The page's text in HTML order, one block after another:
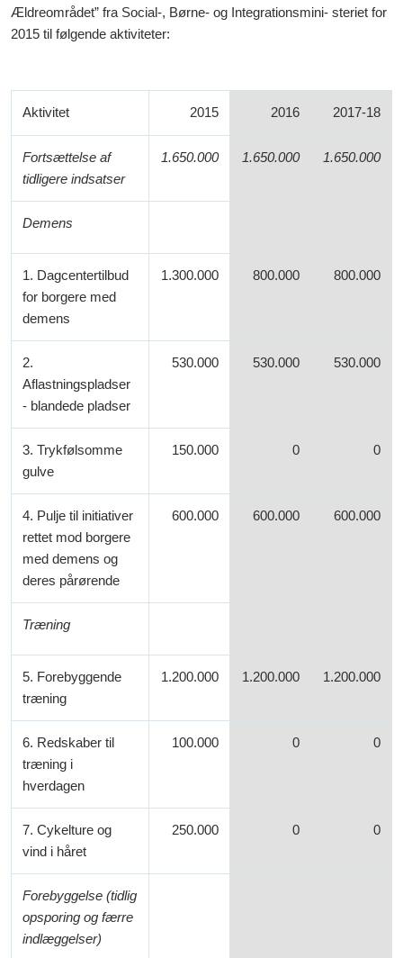
Ældreområdet” fra Social-, Børne- og Integrationsmini- steriet for
2015 til følgende aktiviteter:
Aktivitet 2015 2016 2017-18
Fortsættelse af
tidligere indsatser
1.650.000 1.650.000 1.650.000
Demens
1. Dagcentertilbud
for borgere med
demens
1.300.000 800.000 800.000
2.
Aflastningspladser
- blandede pladser
530.000 530.000 530.000
3. Trykfølsomme
gulve
150.000 0 0
4. Pulje til initiativer
rettet mod borgere
med demens og
deres pårørende
600.000 600.000 600.000
Træning
5. Forebyggende
træning
1.200.000 1.200.000 1.200.000
6. Redskaber til
træning i
hverdagen
100.000 0 0
7. Cykelture og
vind i håret
250.000 0 0
Forebyggelse (tidlig
opsporing og færre
indlæggelser)